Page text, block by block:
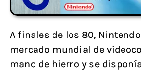
A finales de los 80,
mercado mundial de
mano de hierro y se